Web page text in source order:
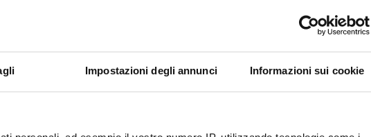
Impostazioni degli annunci Informazioni sui cookie
5/
5/
elettorale